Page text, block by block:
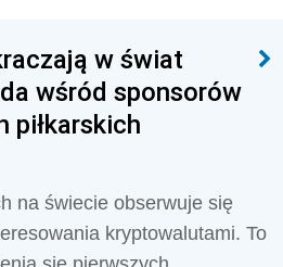
w świat
wśród sponsorów
piłkarskich
na świecie obserwuje się
kryptowalutami. To